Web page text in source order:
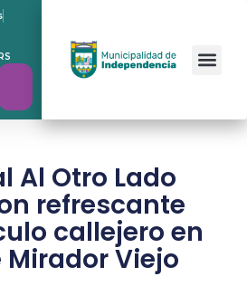
Al Otro Lado
refrescante
callejero en
Mirador Viejo